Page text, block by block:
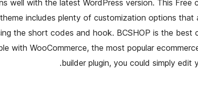
well with the latest WordPress version. This Free
includes plenty of customization options that
the short codes and hook. BCSHOP is the best
with WooCommerce, the most popular
builder plugin, you could simply edit